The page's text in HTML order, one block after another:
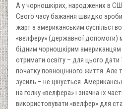
А у чорношкірих, народжених в
Свого часу бажання швидко
жарт з американським
«велферу» (державної допомоги)
бідним чорношкірим американцям
отримати освіту – для цього дати
початку повноцінного життя. Але
зусиль – не цінується.
на голку «велфера» і значна їх
використовувати «велфер» для